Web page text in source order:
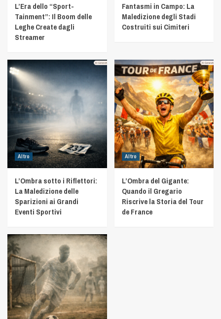
L’Era dello “Sport-
Tainment”: Il Boom delle
Leghe Create dagli
Streamer
Fantasmi in Campo: La
Maledizione degli Stadi
Costruiti sui Cimiteri
Altro
L’Ombra sotto i Riflettori:
La Maledizione delle
Sparizioni ai Grandi
Eventi Sportivi
Altro
L’Ombra del Gigante:
Quando il Gregario
Riscrive la Storia del Tour
de France